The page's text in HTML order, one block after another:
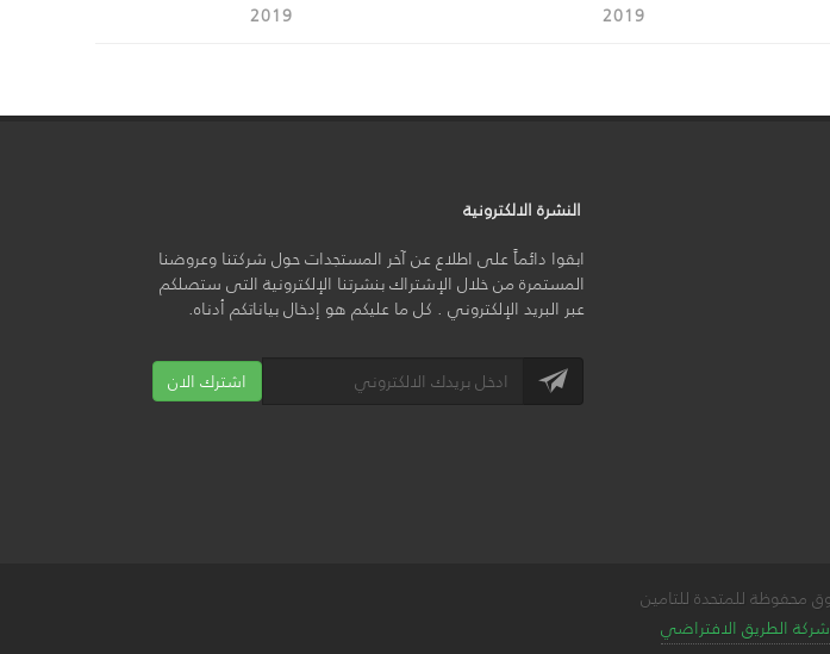
2019
2019
النشرة الالكترونية
ابقوا دائماً على اطلاع عن آخر المستجدات حول شركتنا وعروضنا
المستمرة من خلال الإشتراك بنشرتنا الإلكترونية التى ستصلكم
عبر البريد الإلكتروني . كل ما عليكم هو إدخال بياناتكم أدناه.
اشترك الان
شركة الطريق الافتراضي